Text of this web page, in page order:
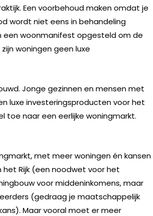
Een voorbehoud maken omdat je
wordt niet eens in behandeling
een woonmanifest opgesteld om de
woningen geen luxe
Jonge gezinnen en mensen met
luxe investeringsproducten voor het
toe naar een eerlijke woningmarkt.
met meer woningen én kansen
het Rijk (een noodwet voor het
voor middeninkomens, maar
(gedraag je maatschappelijk
Maar vooral moet er meer